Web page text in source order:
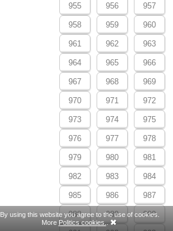
955 956 957
958 959 960
961 962 963
964 965 966
967 968 969
970 971 972
973 974 975
976 977 978
979 980 981
982 983 984
985 986 987
988 989 990
By using this website you agree to the use of cookies.
More Politics cookies..